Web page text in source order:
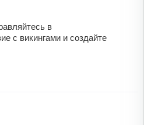
в
с викингами и создайте